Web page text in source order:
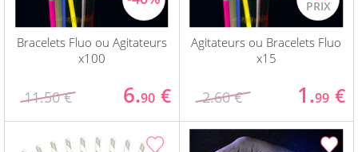
Bracelets Fluo ou Agitateurs
x100
11.50 € 6.90 €
Agitateurs ou Bracelets Fluo
x15
2.60 € 1.99 €